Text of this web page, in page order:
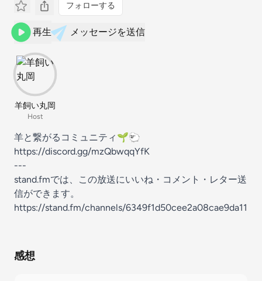
フォローする
再生 メッセージを送信
羊飼い丸岡
Host
羊と繋がるコミュニティ🌱🐑
https://discord.gg/mzQbwqqYfK
---
stand.fmでは、この放送にいいね・コメント・レター送
信ができます。
https://stand.fm/channels/6349f1d50cee2a08cae9da11
感想